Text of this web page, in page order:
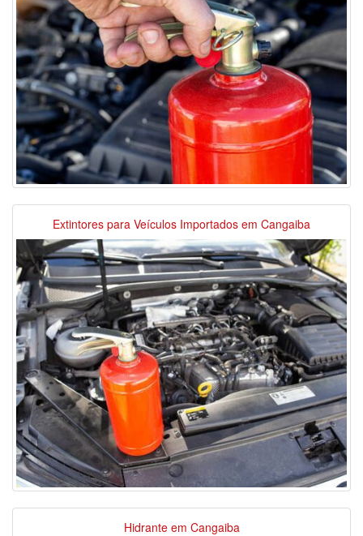
Extintores para Veículos Importados em Cangaiba
Hidrante em Cangaiba